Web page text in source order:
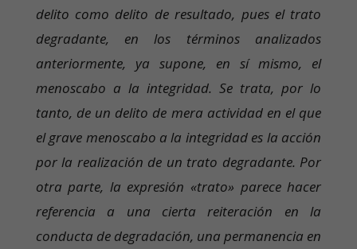
delito como delito de resultado, pues el trato
degradante, en los términos analizados
anteriormente, ya supone, en sí mismo, el
menoscabo a la integridad. Se trata, por lo
tanto, de un delito de mera actividad en el que
el grave menoscabo a la integridad es la acción
por la realización de un trato degradante. Por
otra parte, la expresión «trato» parece hacer
referencia a una cierta reiteración en la
conducta de degradación, una permanencia en